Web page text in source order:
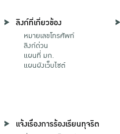
ลิงก์ที่เกี่ยวข้อง
หมายเลขโทรศัพท์
ลิงก์ด่วน
แผนที่ มก.
แผนผังเว็บไซต์
แจ้งเรื่องการร้องเรียนทุจริต